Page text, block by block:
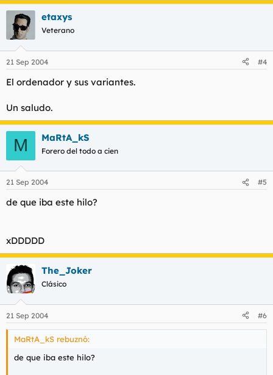
etaxys
Veterano
21 Sep 2004 #4
El ordenador y sus variantes.
Un saludo.
M MaRtA_kS
Forero del todo a cien
21 Sep 2004 #5
de que iba este hilo?
xDDDDD
The_Joker
Clásico
21 Sep 2004 #6
MaRtA_kS rebuznó:
de que iba este hilo?